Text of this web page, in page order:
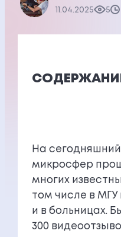
11.04.2025 5
На сегодняшний
микросфер
многих
том числе в
и в больницах.
300